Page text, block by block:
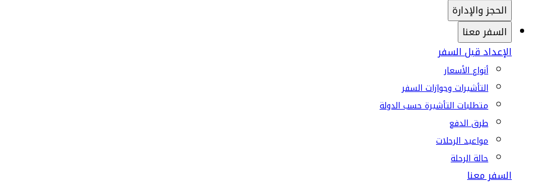
الحجز والإدارة
السفر معنا
الإعداد قبل السفر
أنواع الأسعار
التأشيرات وجوازات السفر
متطلبات التأشيرة حسب الدولة
طرق الدفع
مواعيد الرحلات
حالة الرحلة
السفر معنا